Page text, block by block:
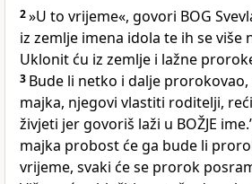
2»U to vrijeme«, govori BOG
iz zemlje imena idola te ih se više
Uklonit ću iz zemlje i lažne
3 Bude li netko i dalje
majka, njegovi vlastiti roditelji, reći
živjeti jer govoriš laži u BOŽJE
majka probost će ga bude li
vrijeme, svaki će se prorok